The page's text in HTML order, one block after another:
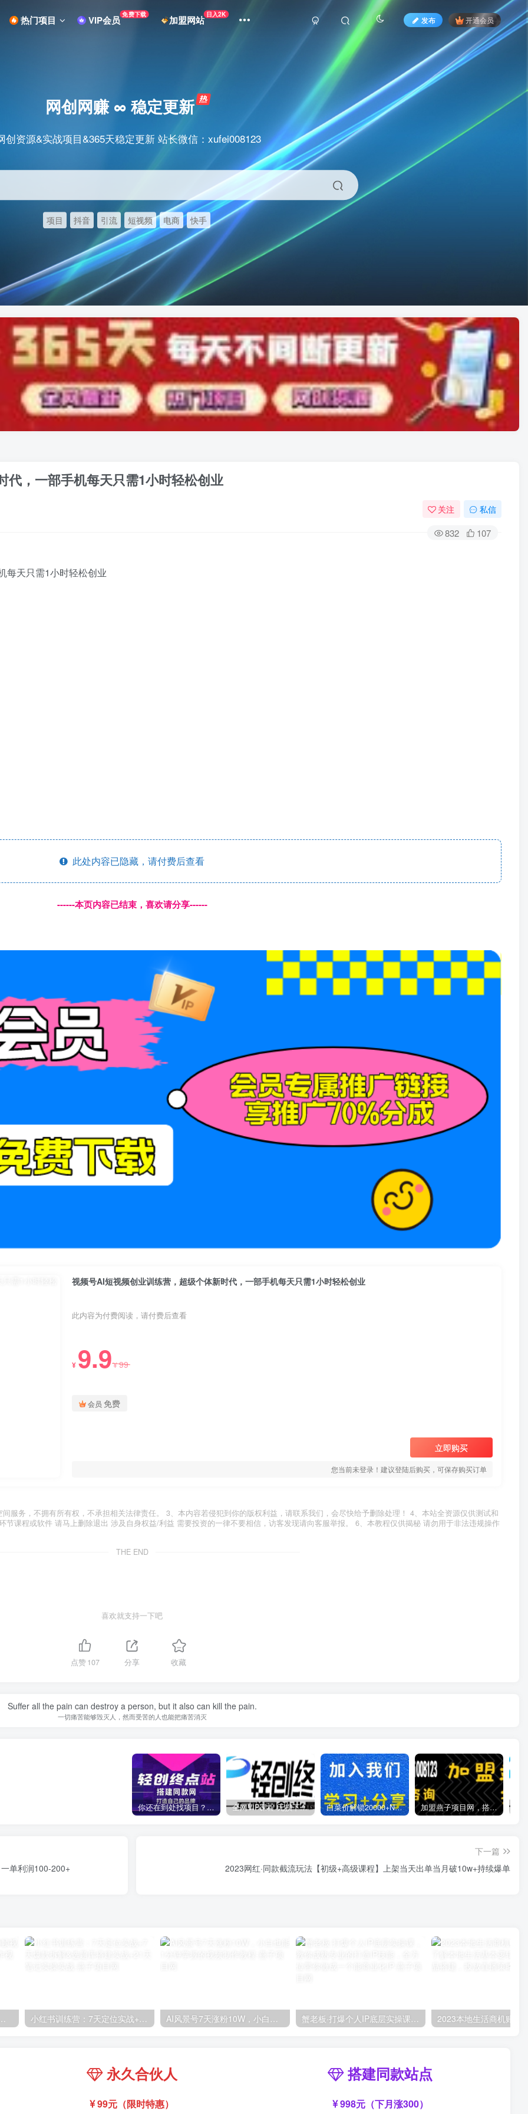
热门项目 VIP会员 免费下载 加盟网站 日入2K
发布 开通会员
网创网赚 ∞ 稳定更新
创资源&实战项目&365天稳定更新 站长微信：xufei008123
项目 抖音 引流 短视频 电商 快手
，一部手机每天只需1小时轻松创业
关注 私信
832 107
此处内容已隐藏，请付费后查看
------本页内容已结束，喜欢请分享------
视频号AI短视频创业训练营，超级个体新时代，一部手机每天只需1小时轻松创业
此内容为付费阅读，请付费后查看
¥ 9.9¥99
会员 免费
立即购买
您当前未登录！建议登陆后购买，可保存购买订单
服务，不拥有所有权，不承担相关法律责任。 3、本内容若侵犯到你的版权利益，请联系我们，会尽快给予删除处理！ 4、本站全资源仅供测试和
课程或软件 请马上删除退出 涉及自身权益/利益 需要投资的一律不要相信，访客发现请向客服举报。 6、本教程仅供揭秘 请勿用于非法违规操作
THE END
喜欢就支持一下吧
点赞107 分享 收藏
Suffer all the pain can destroy a person, but it also can kill the pain.
一切痛苦能够毁灭人，然而受苦的人也能把痛苦消灭
你还在到处找项目？还在当韭菜？我靠卖项目一个月收入5万+，曾经我也是个失败者。 全网VIP课程 无损下载~ 白菜价解锁20000+N个赚钱机会，加入燕子项目网会员，全站资源免费学习。 加盟燕子项目网，搭建同款项目资源站，实现日入2000+
单利润100-200+
下一篇
2023网红·同款截流玩法【初级+高级课程】上架当天出单当月破10w+持续爆单
学会如何制作视频（教程+插件） 小红书训练营：7天定位实战+7天爆款拆解&选题库搭建实战+21天笔记实操实战 AI风景号7天涨粉10W，小白也能1分钟掌握的视频制作教程 蟹老板·打爆个人IP底层实操课，教你成熟专业的打造IP技能，全方位带你做成一个能商业化IP
永久合伙人
99元（限时特惠）
搭建同款站点
998元（下月涨300）